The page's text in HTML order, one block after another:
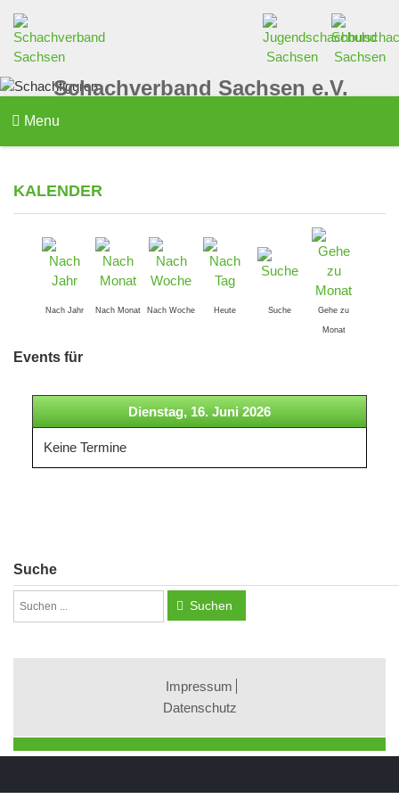
Schachverband Sachsen e.V.
Menu
KALENDER
Nach Jahr Nach Monat Nach Woche Heute Suche Gehe zu
Monat
Events für
Dienstag, 16. Juni 2026
Keine Termine
Suche
Suchen
Impressum
Datenschutz